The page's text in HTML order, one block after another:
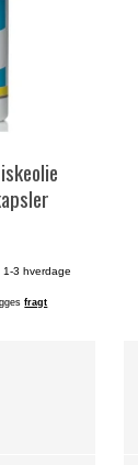
3 hverdage
fragt